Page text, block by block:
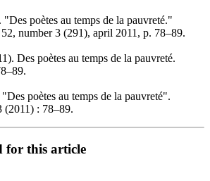
poètes au temps de la pauvreté."
number 3 (291), april 2011, p. 78–89.
Des poètes au temps de la pauvreté.
poètes au temps de la pauvreté".
: 78–89.
for this article